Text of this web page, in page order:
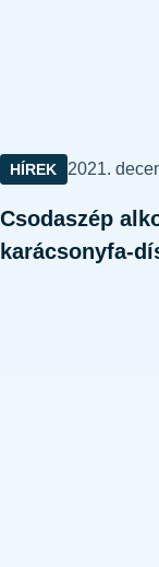
HÍREK Közzétéve:
2021.
Csodaszép
karácsonyfa-